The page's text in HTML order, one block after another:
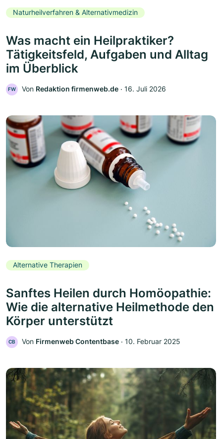
Naturheilverfahren & Alternativmedizin
Was macht ein Heilpraktiker?
Tätigkeitsfeld, Aufgaben und Alltag
im Überblick
FW Von Redaktion firmenweb.de ‧ 16. Juli 2026
Alternative Therapien
Sanftes Heilen durch Homöopathie:
Wie die alternative Heilmethode den
Körper unterstützt
CB Von Firmenweb Contentbase ‧ 10. Februar 2025